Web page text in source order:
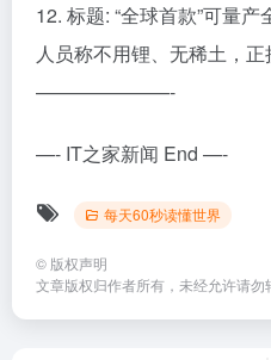
12. 标题: “全球首款”可量
人员称不用锂、无稀土，
———————-
—- IT之家新闻 End —-
每天60秒读懂世界
© 版权声明
文章版权归作者所有，未经允许请勿